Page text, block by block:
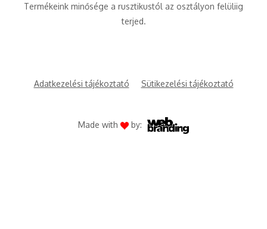
Termékeink minősége a rusztikustól az osztályon felüliig
terjed.
Adatkezelési tájékoztató Sütikezelési tájékoztató
Made with by: